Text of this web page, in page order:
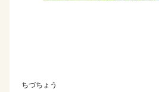
ちづちょう